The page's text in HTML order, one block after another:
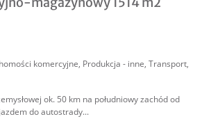
komercyjne, Produkcja - inne, Transport,
ok. 50 km na południowy zachód od
do autostrady...